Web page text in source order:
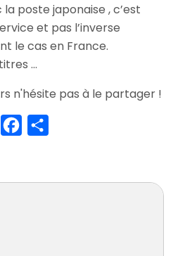
poste japonaise , c’est
et pas l’inverse
le cas en France.
…
n'hésite pas à le partager !
WhatsAppFacebook